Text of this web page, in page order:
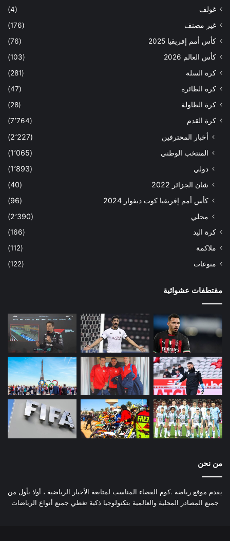
غولف
(4)
غير مصنف
(176)
كأس أمم إفريقيا 2025
(76)
كأس العالم 2026
(103)
كرة السلة
(281)
كرة الطائرة
(47)
كرة الطاولة
(28)
كرة القدم
(7٬764)
أخبار المحترفين
(2٬227)
المنتخب الوطني
(1٬065)
دولي
(1٬893)
شان الجزائر 2022
(40)
كأس أمم إفريقيا كوت ديفوار 2024
(96)
محلي
(2٬390)
كرة اليد
(166)
ملاكمة
(112)
منوعات
(122)
مقتطفات عشوائية
من نحن
يقدم موقع رياضة .كوم الفضاء المناسب لمتابعة الأخبار الرياضية ، أولا بأول من
جميع المصادر المحلية والعالمية بتكنولوجيا ذكية تغطي جميع أنواع الرياضات